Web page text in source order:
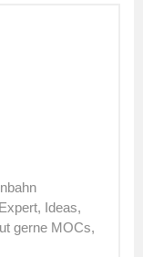
Ideas,
gerne MOCs,